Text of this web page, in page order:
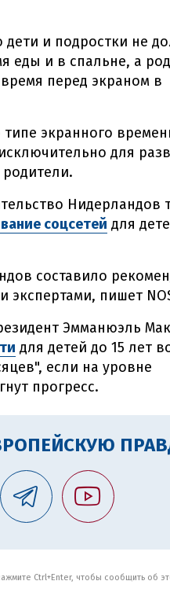
дети и подростки не
еды и в спальне, а
перед экраном в
экранного
для
Нидерландов
соцсетей для
составило
экспертами, пишет
Эмманюэль
для детей до 15 лет
если на уровне
прогресс.
Ctrl+Enter, чтобы сообщить об